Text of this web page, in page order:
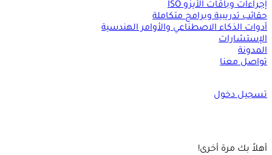
إجراءات وباقات الأيزو ISO
حقائب تدريبية وبرامج متكاملة
أدوات الذكاء الاصطناعي والأوامر الهندسية
الإستشارات
المدونة
تواصل معنا
تسجيل دخول
أهلاً بك مرة أخرى!